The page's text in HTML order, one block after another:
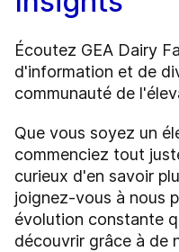
Écoutez GEA Dairy
d'information et de
communauté de
Que vous soyez un
commenciez tout
curieux d'en savoir
joignez-vous à nous
évolution constante
découvrir grâce à de